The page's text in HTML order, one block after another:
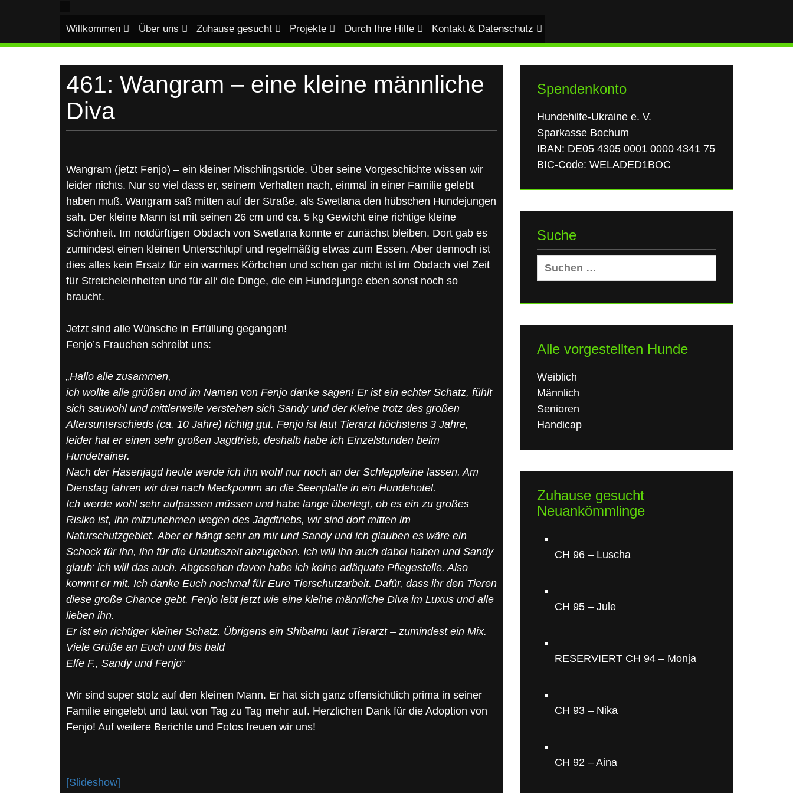
Willkommen Über uns Zuhause gesucht Projekte Durch Ihre Hilfe Kontakt & Datenschutz
461: Wangram – eine kleine männliche
Diva
Wangram (jetzt Fenjo) – ein kleiner Mischlingsrüde. Über seine Vorgeschichte wissen wir
leider nichts. Nur so viel dass er, seinem Verhalten nach, einmal in einer Familie gelebt
haben muß. Wangram saß mitten auf der Straße, als Swetlana den hübschen Hundejungen
sah. Der kleine Mann ist mit seinen 26 cm und ca. 5 kg Gewicht eine richtige kleine
Schönheit. Im notdürftigen Obdach von Swetlana konnte er zunächst bleiben. Dort gab es
zumindest einen kleinen Unterschlupf und regelmäßig etwas zum Essen. Aber dennoch ist
dies alles kein Ersatz für ein warmes Körbchen und schon gar nicht ist im Obdach viel Zeit
für Streicheleinheiten und für all‘ die Dinge, die ein Hundejunge eben sonst noch so
braucht.
Jetzt sind alle Wünsche in Erfüllung gegangen!
Fenjo’s Frauchen schreibt uns:
„Hallo alle zusammen,
ich wollte alle grüßen und im Namen von Fenjo danke sagen! Er ist ein echter Schatz, fühlt
sich sauwohl und mittlerweile verstehen sich Sandy und der Kleine trotz des großen
Altersunterschieds (ca. 10 Jahre) richtig gut. Fenjo ist laut Tierarzt höchstens 3 Jahre,
leider hat er einen sehr großen Jagdtrieb, deshalb habe ich Einzelstunden beim
Hundetrainer.
Nach der Hasenjagd heute werde ich ihn wohl nur noch an der Schleppleine lassen. Am
Dienstag fahren wir drei nach Meckpomm an die Seenplatte in ein Hundehotel.
Ich werde wohl sehr aufpassen müssen und habe lange überlegt, ob es ein zu großes
Risiko ist, ihn mitzunehmen wegen des Jagdtriebs, wir sind dort mitten im
Naturschutzgebiet. Aber er hängt sehr an mir und Sandy und ich glauben es wäre ein
Schock für ihn, ihn für die Urlaubszeit abzugeben. Ich will ihn auch dabei haben und Sandy
glaub‘ ich will das auch. Abgesehen davon habe ich keine adäquate Pflegestelle. Also
kommt er mit. Ich danke Euch nochmal für Eure Tierschutzarbeit. Dafür, dass ihr den Tieren
diese große Chance gebt. Fenjo lebt jetzt wie eine kleine männliche Diva im Luxus und alle
lieben ihn.
Er ist ein richtiger kleiner Schatz. Übrigens ein ShibaInu laut Tierarzt – zumindest ein Mix.
Viele Grüße an Euch und bis bald
Elfe F., Sandy und Fenjo“
Wir sind super stolz auf den kleinen Mann. Er hat sich ganz offensichtlich prima in seiner
Familie eingelebt und taut von Tag zu Tag mehr auf. Herzlichen Dank für die Adoption von
Fenjo! Auf weitere Berichte und Fotos freuen wir uns!
[Slideshow]
Spendenkonto
Hundehilfe-Ukraine e. V.
Sparkasse Bochum
IBAN: DE05 4305 0001 0000 4341 75
BIC-Code: WELADED1BOC
Suche
Suchen
nach:
Alle vorgestellten Hunde
Weiblich
Männlich
Senioren
Handicap
Zuhause gesucht
Neuankömmlinge
CH 96 – Luscha
CH 95 – Jule
RESERVIERT CH 94 – Monja
CH 93 – Nika
CH 92 – Aina